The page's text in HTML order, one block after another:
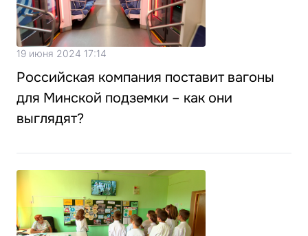
19 июня 2024 17:14
Российская компания поставит вагоны
для Минской подземки – как они
выглядят?